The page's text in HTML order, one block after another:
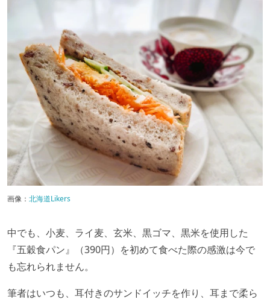
画像： 北海道Likers
中でも、小麦、ライ麦、玄米、黒ゴマ、黒米を使用した
『五穀食パン』（390円）を初めて食べた際の感激は今で
も忘れられません。
筆者はいつも、耳付きのサンドイッチを作り、耳まで柔ら